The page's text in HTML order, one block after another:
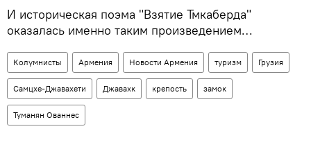
И историческая поэма "Взятие Тмкаберда"
оказалась именно таким произведением…
Колумнисты Армения Новости Армения туризм Грузия
Самцхе-Джавахети Джавахк крепость замок
Туманян Ованнес